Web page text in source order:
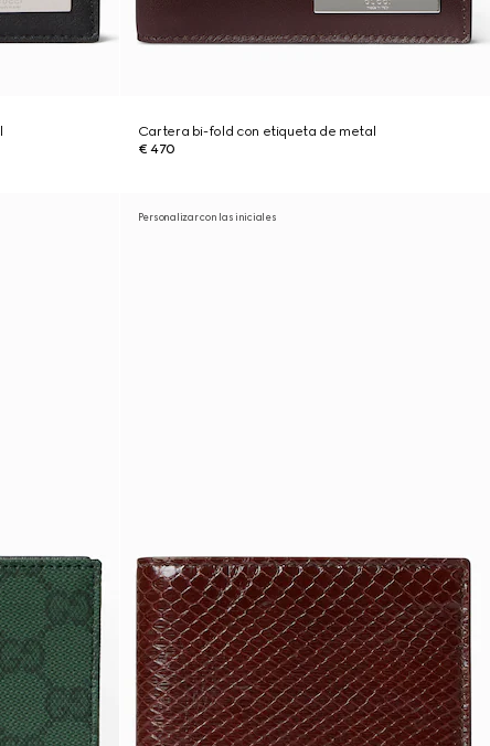
Cartera bi-fold con etiqueta de metal
€ 470
Personalizar con las iniciales